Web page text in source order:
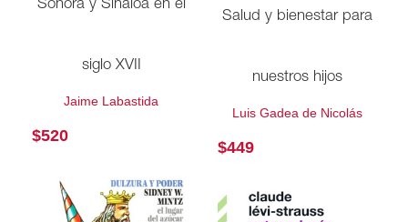
Sonora y Sinaloa en el
siglo XVII
Jaime Labastida
$520
Salud y bienestar para
nuestros hijos
Luis Gadea de Nicolás
$449